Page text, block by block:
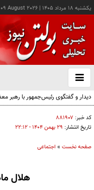
يکشنبه ۱۸ مرداد ۱۴۰۵ |
August 2026
باز
و
دیدار و گفتگوی رئیس‌جمهور با رهبر
کد خبر: ۸۸۱۹۰۷
تاریخ انتشار: ۲۹ بهمن ۱۴۰۴ - ۲۲:۱۲
صفحه نخست » اجتماعی
هلال